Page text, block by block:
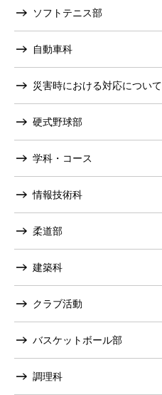
ソフトテニス部
自動車科
災害時における対応について
硬式野球部
学科・コース
情報技術科
柔道部
建築科
クラブ活動
バスケットボール部
調理科